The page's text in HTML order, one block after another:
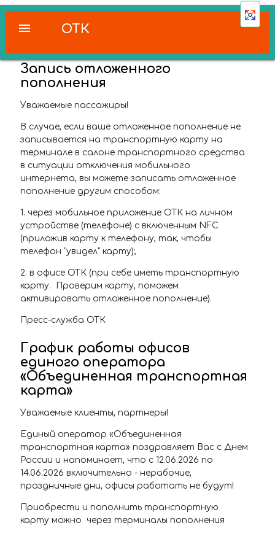
ОТК
menu
Запись отложенного
пополнения
Уважаемые пассажиры!
В случае, если ваше отложенное пополнение не
записывается на транспортную карту на
терминале в салоне транспортного средства
в ситуации отключения мобильного
интернета, вы можете записать отложенное
пополнение другим способом:
1. через мобильное приложение ОТК на личном
устройстве (телефоне) с включенным NFC
(приложив карту к телефону, так, чтобы
телефон "увидел" карту);
2. в офисе ОТК (при себе иметь транспортную
карту. Проверим карту, поможем
активировать отложенное пополнение).
Пресс-служба ОТК
График работы офисов
единого оператора
«Объединенная транспортная
карта»
Уважаемые клиенты, партнеры!
Единый оператор «Объединенная
транспортная карта» поздравляет Вас с Днем
России и напоминает, что с 12.06.2026 по
14.06.2026 включительно - нерабочие,
праздничные дни, офисы работать не будут!
Приобрести и пополнить транспортную
карту можно через терминалы пополнения